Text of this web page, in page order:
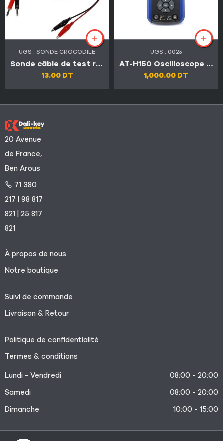
UGS : SONDE CROCODILE
Sonde câble de test rouge noir fiches banane à pince crocodile
13.00 DT
UGS : 0025
AT-H150 Oscilloscope numérique portable de haute qualité
1,000.00 DT
20 Avenue
de France,
Ben Arous
71 380
217 | 98 817
821 | 25 817
821
À propos de nous
Notre boutique
Suivi de commande
Livraison & Retour
Politique de confidentialité
Termes & conditions
Lundi - Vendredi
08:00 - 20:00
Samedi
08:00 - 20:00
Dimanche
10:00 - 15:00